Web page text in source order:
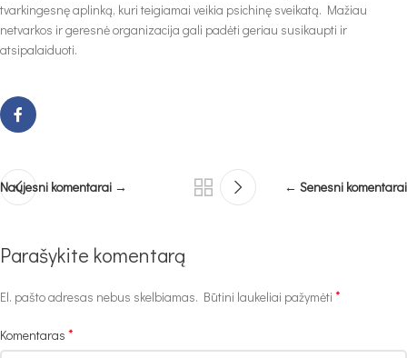
tvarkingesnę aplinką, kuri teigiamai veikia psichinę sveikatą. Mažiau
netvarkos ir geresnė organizacija gali padėti geriau susikaupti ir
atsipalaiduoti.
Naujesni komentarai → ← Senesni komentarai
Parašykite komentarą
El. pašto adresas nebus skelbiamas. Būtini laukeliai pažymėti *
Komentaras *